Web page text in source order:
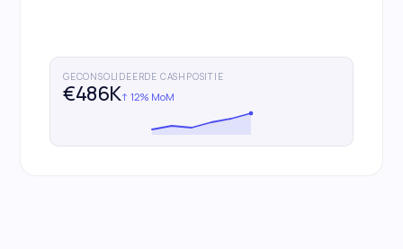
GECONSOLIDEERDE CASHPOSITIE
€486K↑ 12% MoM